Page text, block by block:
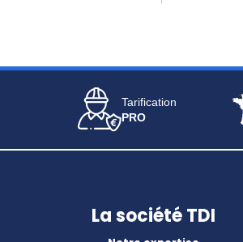
Tarification
PRO
La société TDI